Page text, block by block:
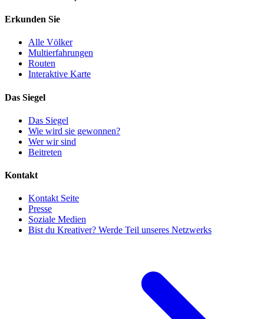
Erkunden Sie
Alle Völker
Multierfahrungen
Routen
Interaktive Karte
Das Siegel
Das Siegel
Wie wird sie gewonnen?
Wer wir sind
Beitreten
Kontakt
Kontakt Seite
Presse
Soziale Medien
Bist du Kreativer? Werde Teil unseres Netzwerks